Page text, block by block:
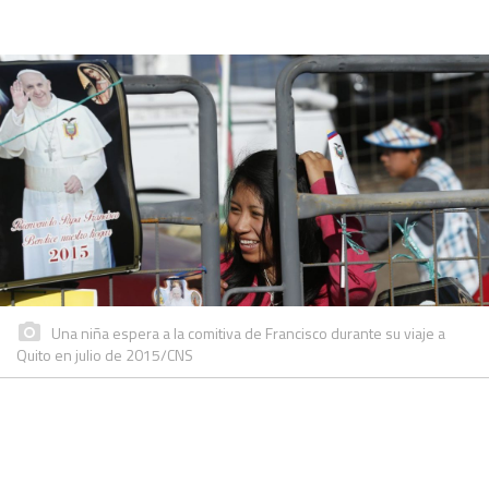
Una niña espera a la comitiva de Francisco durante su viaje a
Quito en julio de 2015/CNS